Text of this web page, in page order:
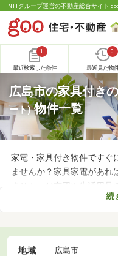
NTTグループ運営の不動産総合サイト
1
最近検索した条件
0
最近見た物
広島市の家具付き
ート)物件一覧
家電・家具付き物件ですぐ
ませんか？家具家電があれ
ません。お布団や生活用
に始められます。ここでは
見つけたら内見予約をして
続
地域 広島市